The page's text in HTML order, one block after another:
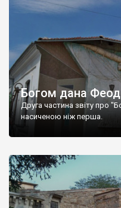
Богом дана
Друга частина звіту про
насиченою ніж перша.